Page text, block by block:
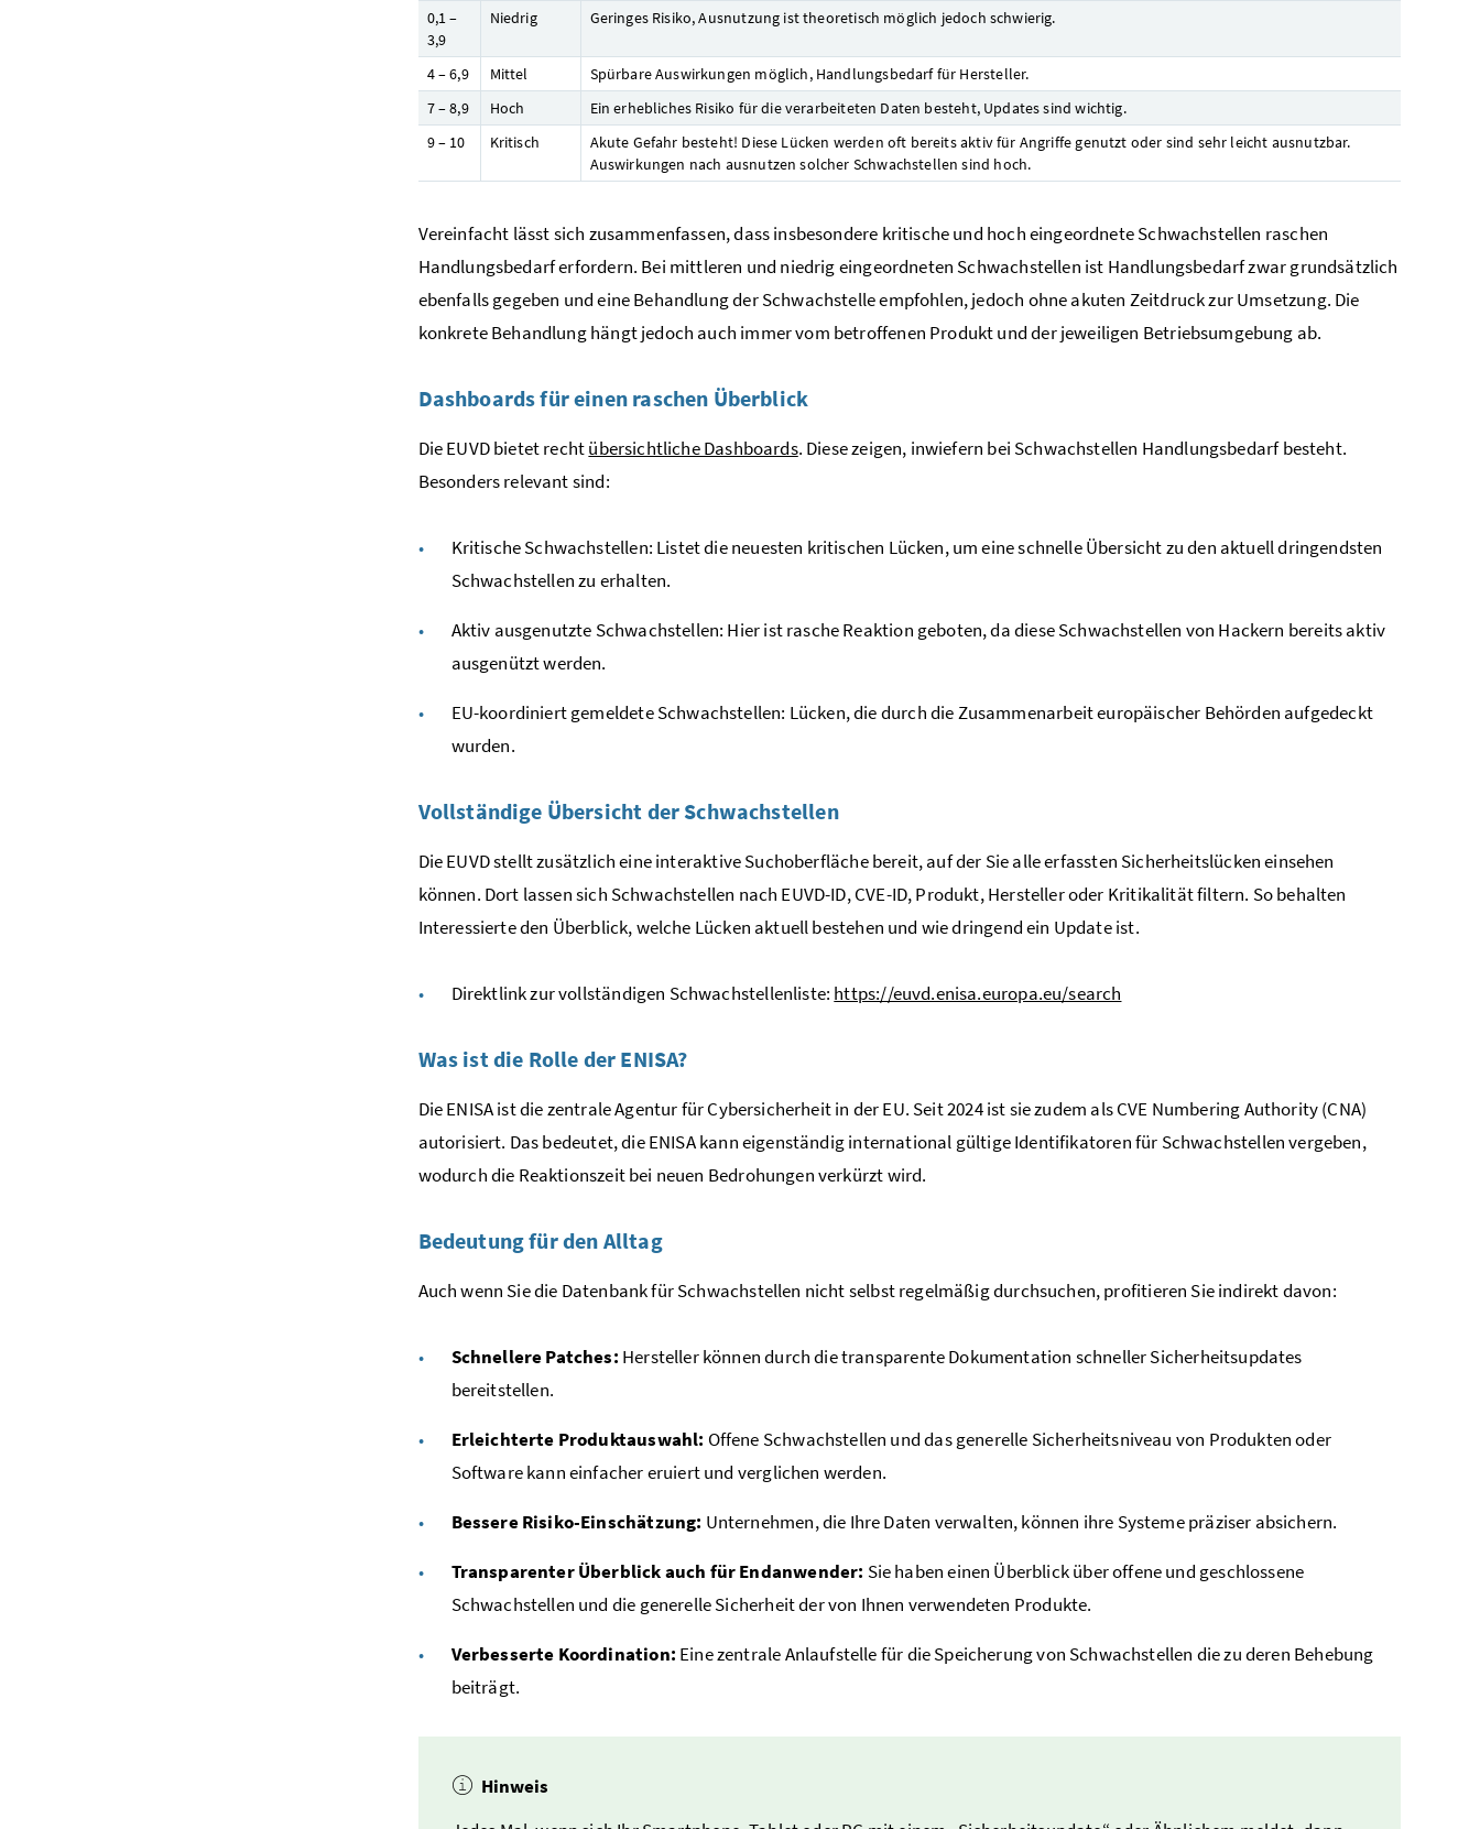
0,1 –
3,9
Niedrig Geringes Risiko, Ausnutzung ist theoretisch möglich jedoch schwierig.
4 – 6,9 Mittel
Spürbare Auswirkungen möglich, Handlungsbedarf für Hersteller.
7 – 8,9
Hoch
Ein erhebliches Risiko für die verarbeiteten Daten besteht, Updates sind wichtig.
9 – 10
Kritisch
Akute Gefahr besteht! Diese Lücken werden oft bereits aktiv für Angriffe genutzt oder sind sehr leicht ausnutzbar.
Auswirkungen nach ausnutzen solcher Schwachstellen sind hoch.
Vereinfacht lässt sich zusammenfassen, dass insbesondere kritische und hoch eingeordnete Schwachstellen raschen
Handlungsbedarf erfordern. Bei mittleren und niedrig eingeordneten Schwachstellen ist Handlungsbedarf zwar grundsätzlich
ebenfalls gegeben und eine Behandlung der Schwachstelle empfohlen, jedoch ohne akuten Zeitdruck zur Umsetzung. Die
konkrete Behandlung hängt jedoch auch immer vom betroffenen Produkt und der jeweiligen Betriebsumgebung ab.
Dashboards für einen raschen Überblick
Die EUVD bietet rechtübersichtliche Dashboards. Diese zeigen, inwiefern bei Schwachstellen Handlungsbedarf besteht.
Besonders relevant sind:
Kritische Schwachstellen: Listet die neuesten kritischen Lücken, um eine schnelle Übersicht zu den aktuell dringendsten
Schwachstellen zu erhalten.
Aktiv ausgenutzte Schwachstellen: Hier ist rasche Reaktion geboten, da diese Schwachstellen von Hackern bereits aktiv
ausgenützt werden.
EU-koordiniert gemeldete Schwachstellen: Lücken, die durch die Zusammenarbeit europäischer Behörden aufgedeckt
wurden.
Vollständige Übersicht der Schwachstellen
Die EUVD stellt zusätzlich eine interaktive Suchoberfläche bereit, auf der Sie alle erfassten Sicherheitslücken einsehen
können. Dort lassen sich Schwachstellen nach EUVD-ID, CVE-ID, Produkt, Hersteller oder Kritikalität filtern. So behalten
Interessierte den Überblick, welche Lücken aktuell bestehen und wie dringend ein Update ist.
Direktlink zur vollständigen Schwachstellenliste: https://euvd.enisa.europa.eu/search
Was ist die Rolle der ENISA?
Die ENISA ist die zentrale Agentur für Cybersicherheit in der EU. Seit 2024 ist sie zudem als CVE Numbering Authority (CNA)
autorisiert. Das bedeutet, die ENISA kann eigenständig international gültige Identifikatoren für Schwachstellen vergeben,
wodurch die Reaktionszeit bei neuen Bedrohungen verkürzt wird.
Bedeutung für den Alltag
Auch wenn Sie die Datenbank für Schwachstellen nicht selbst regelmäßig durchsuchen, profitieren Sie indirekt davon:
Schnellere Patches: Hersteller können durch die transparente Dokumentation schneller Sicherheitsupdates
bereitstellen.
Erleichterte Produktauswahl: Offene Schwachstellen und das generelle Sicherheitsniveau von Produkten oder
Software kann einfacher eruiert und verglichen werden.
Bessere Risiko-Einschätzung: Unternehmen, die Ihre Daten verwalten, können ihre Systeme präziser absichern.
Transparenter Überblick auch für Endanwender: Sie haben einen Überblick über offene und geschlossene
Schwachstellen und die generelle Sicherheit der von Ihnen verwendeten Produkte.
Verbesserte Koordination: Eine zentrale Anlaufstelle für die Speicherung von Schwachstellen die zu deren Behebung
beiträgt.
Hinweis